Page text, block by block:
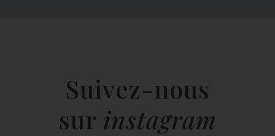
Suivez-nous
sur instagram